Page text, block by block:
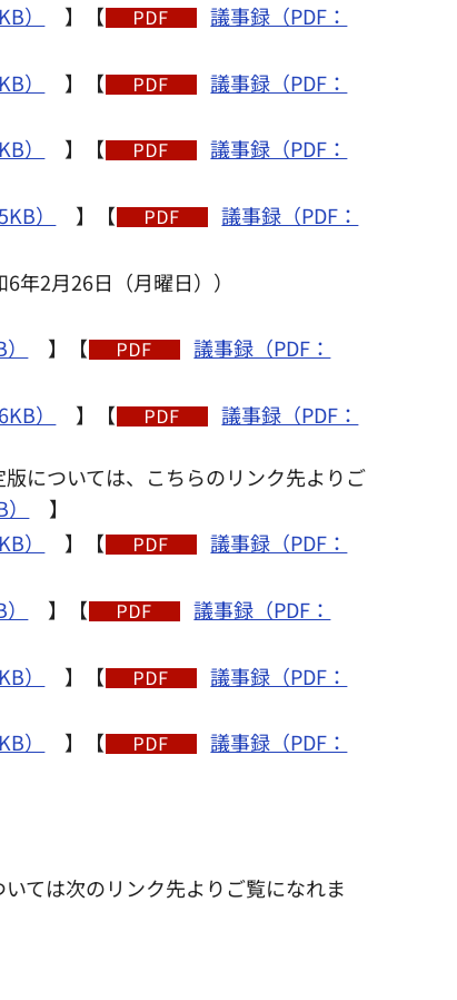
） 】【
議事録（PDF：
） 】【
議事録（PDF：
） 】【
議事録（PDF：
） 】【
議事録（PDF：
2月26日（月曜日））
】【
議事録（PDF：
） 】【
議事録（PDF：
については、こちらのリンク先よりご
】
） 】【
議事録（PDF：
】【
議事録（PDF：
） 】【
議事録（PDF：
） 】【
議事録（PDF：
ては次のリンク先よりご覧になれま